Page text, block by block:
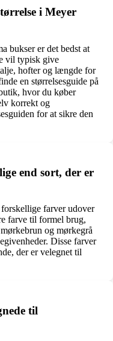
i Meyer
bukser er det bedst at
vil typisk give
hofter og længde for
en størrelsesguide på
hvor du køber
korrekt og
for at sikre den
end sort, der er
farver udover
farve til formel brug,
og mørkegrå
Disse farver
der er velegnet til
til